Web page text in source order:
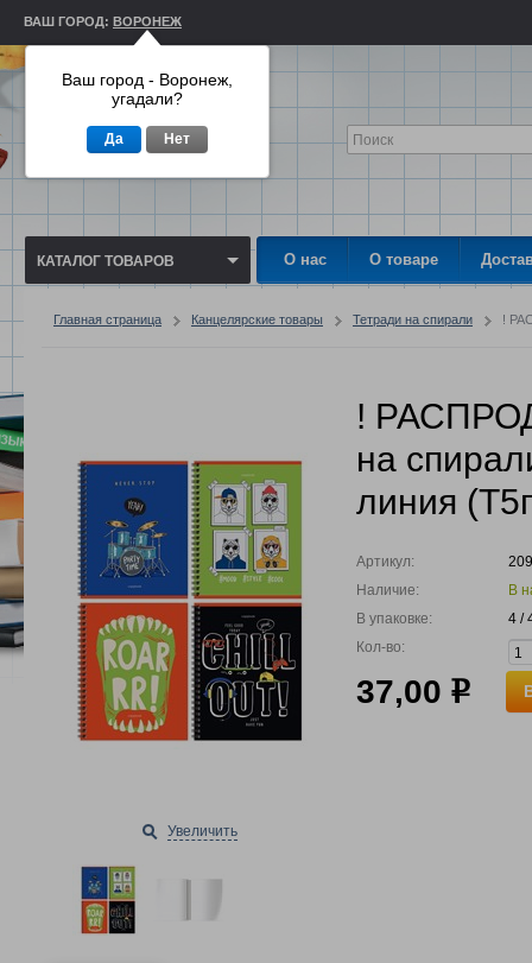
ВАШ ГОРОД: ВОРОНЕЖ
КАТАЛОГ ТОВАРОВ О нас О товаре
Главная страница Канцелярские товары Тетради на спирали !
Увеличить
!
на
линия
Артикул:
Наличие:
В
В упаковке:
4 /
Кол-во:
37,00 р
Ваш город - Воронеж,
угадали?
Да Нет